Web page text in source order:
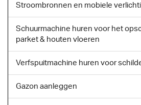
Stroombronnen en mobiele
Schuurmachine huren voor het
parket & houten vloeren
Verfspuitmachine huren voor
Gazon aanleggen